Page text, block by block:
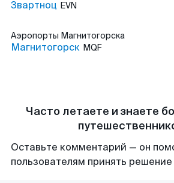
Звартноц EVN
Аэропорты Магнитогорска
Магнитогорск MQF
Часто летаете и знаете
Оставьте комментарий — он
пользователям принять решение